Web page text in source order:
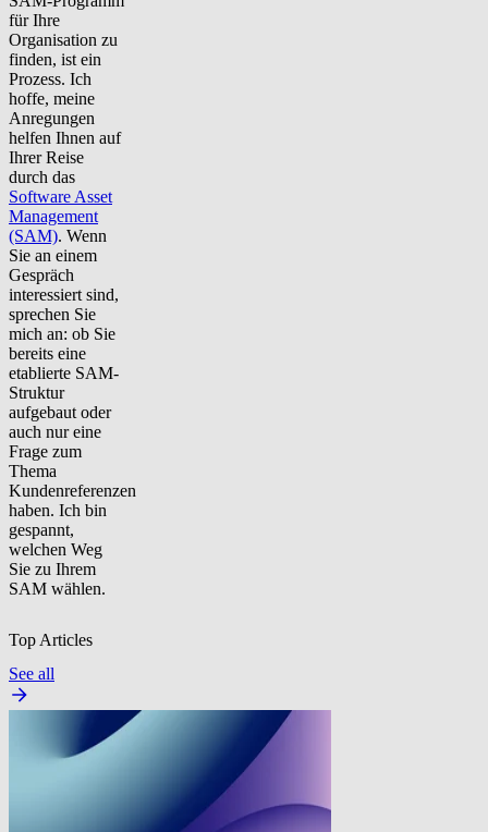
für Ihre
Organisation zu
finden, ist ein
Prozess. Ich
hoffe, meine
Anregungen
helfen Ihnen auf
Ihrer Reise
durch das
Software Asset
Management
(SAM). Wenn
Sie an einem
Gespräch
interessiert sind,
sprechen Sie
mich an: ob Sie
bereits eine
etablierte SAM-
Struktur
aufgebaut oder
auch nur eine
Frage zum
Thema
Kundenreferenzen
haben. Ich bin
gespannt,
welchen Weg
Sie zu Ihrem
SAM wählen.
Top Articles
See all